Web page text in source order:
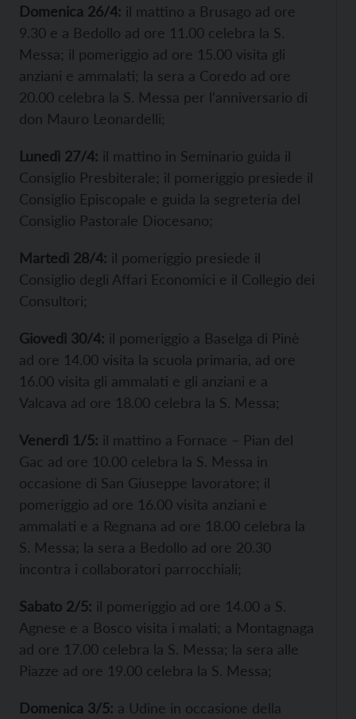
Domenica 26/4: il mattino a Brusago ad ore
9.30 e a Bedollo ad ore 11.00 celebra la S.
Messa; il pomeriggio ad ore 15.00 visita gli
anziani e ammalati; la sera a Coredo ad ore
20.00 celebra la S. Messa per l’anniversario di
don Mauro Leonardelli;
Lunedì 27/4: il mattino in Seminario guida il
Consiglio Presbiterale; il pomeriggio presiede il
Consiglio Episcopale e guida la segreteria del
Consiglio Pastorale Diocesano;
Martedì 28/4: il pomeriggio presiede il
Consiglio degli Affari Economici e il Collegio dei
Consultori;
Giovedì 30/4: il pomeriggio a Baselga di Pinè
ad ore 14.00 visita la scuola primaria, ad ore
16.00 visita gli ammalati e gli anziani e a
Valcava ad ore 18.00 celebra la S. Messa;
Venerdì 1/5: il mattino a Fornace – Pian del
Gac ad ore 10.00 celebra la S. Messa in
occasione di San Giuseppe lavoratore; il
pomeriggio ad ore 16.00 visita anziani e
ammalati e a Regnana ad ore 18.00 celebra la
S. Messa; la sera a Bedollo ad ore 20.30
incontra i collaboratori parrocchiali;
Sabato 2/5: il pomeriggio ad ore 14.00 a S.
Agnese e a Bosco visita i malati; a Montagnaga
ad ore 17.00 celebra la S. Messa; la sera alle
Piazze ad ore 19.00 celebra la S. Messa;
Domenica 3/5: a Udine in occasione della